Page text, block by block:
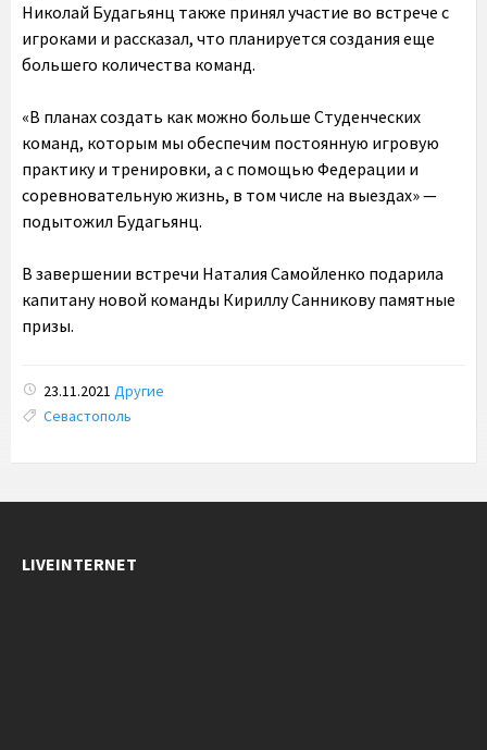
Николай Будагьянц также принял участие во встрече с
игроками и рассказал, что планируется создания еще
большего количества команд.
«В планах создать как можно больше Студенческих
команд, которым мы обеспечим постоянную игровую
практику и тренировки, а с помощью Федерации и
соревновательную жизнь, в том числе на выездах» —
подытожил Будагьянц.
В завершении встречи Наталия Самойленко подарила
капитану новой команды Кириллу Санникову памятные
призы.
23.11.2021 Другие
Tags:
Севастополь
LIVEINTERNET